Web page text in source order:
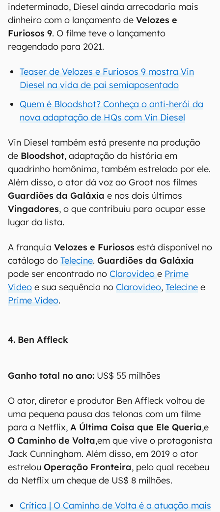
indeterminado, Diesel ainda arrecadaria mais
dinheiro com o lançamento de Velozes e
Furiosos 9. O filme teve o lançamento
reagendado para 2021.
Teaser de Velozes e Furiosos 9 mostra Vin
Diesel na vida de pai semiaposentado
Quem é Bloodshot? Conheça o anti-herói da
nova adaptação de HQs com Vin Diesel
Vin Diesel também está presente na produção
de Bloodshot, adaptação da história em
quadrinho homônima, também estrelado por ele.
Além disso, o ator dá voz ao Groot nos filmes
Guardiões da Galáxia e nos dois últimos
Vingadores, o que contribuiu para ocupar esse
lugar da lista.
A franquia Velozes e Furiosos está disponível no
catálogo do Telecine. Guardiões da Galáxia
pode ser encontrado no Clarovideo e Prime
Video e sua sequência no Clarovideo, Telecine e
Prime Video.
4. Ben Affleck
Ganho total no ano: US$ 55 milhões
O ator, diretor e produtor Ben Affleck voltou de
uma pequena pausa das telonas com um filme
para a Netflix, A Última Coisa que Ele Queria,e
O Caminho de Volta,em que vive o protagonista
Jack Cunningham. Além disso, em 2019 o ator
estrelou Operação Fronteira, pelo qual recebeu
da Netflix um cheque de US$ 8 milhões.
Crítica | O Caminho de Volta é a atuação mais